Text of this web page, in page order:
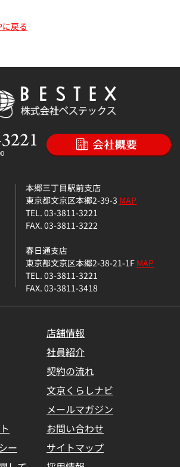
戻る
本郷三丁目駅前支店
東京都文京区本郷2-39-3 MAP
TEL. 03-3811-3221
FAX. 03-3811-3222
春日通支店
東京都文京区本郷2-38-21-1FMAP
TEL. 03-3811-3221
FAX. 03-3811-3418
店舗情報
社員紹介
契約の流れ
文京くらしナビ
メールマガジン
お問い合わせ
ー
サイトマップ